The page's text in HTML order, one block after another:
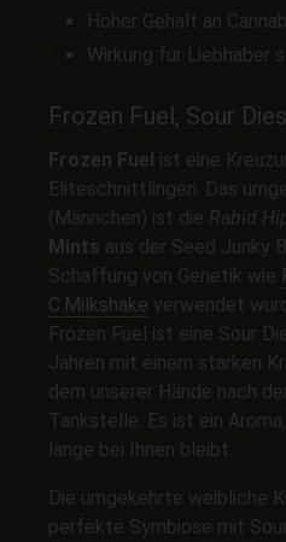
Hoher Gehalt an
Wirkung für Liebhaber
Frozen Fuel, Sour
Frozen Fuel ist eine
Eliteschnittlingen. Das
(Männchen) ist die Rabid
Mints aus der Seed Junky
Schaffung von Genetik wie
C.Milkshake verwendet
Frozen Fuel ist eine Sour
Jahren mit einem starken
dem unserer Hände nach
Tankstelle. Es ist ein
lange bei Ihnen bleibt.
Die umgekehrte weibliche
perfekte Symbiose mit